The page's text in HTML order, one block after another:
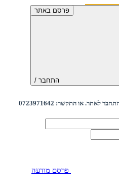
התחבר /
או התקשר: 0723971642
פרסם באתר
פרסם מודעה